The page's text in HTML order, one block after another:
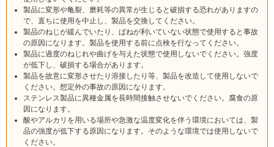
製品に変形や亀裂、磨耗等の異常が生じると破損する恐れがありますの
で、直ちに使用を中止し、製品を交換してください。
製品のねじが緩んでいたり、ばねが利いていない状態で使用すると事故
の原因になります。製品を使用する前に点検を行なってください。
製品に過度のねじれや曲げを与えた状態で使用しないでください。強度
が低下し、破損する場合があります。
製品を故意に変形させたり溶接したり等、製品を改造して使用しないで
ください。想定外の事故の原因になります。
ステンレス製品に異種金属を長時間接触させないでください。腐食の原
因になります。
酸やアルカリを用いる場所や急激な温度変化を伴う環境においては、製
品の強度が低下する原因になります。そのような環境では使用しないで
ください。